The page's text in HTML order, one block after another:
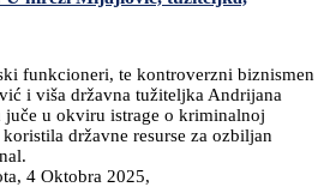
funkcioneri, te kontroverzni biznismen
i viša državna tužiteljka Andrijana
juče u okviru istrage o kriminalnoj
državne resurse za ozbiljan
4 Oktobra 2025,